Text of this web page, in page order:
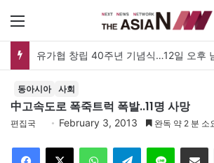
동아시아 사회
中고속도로 폭죽트럭 폭발..11명 사망
편집국 February 3, 2013 완독 약 2 분 소
Telegram